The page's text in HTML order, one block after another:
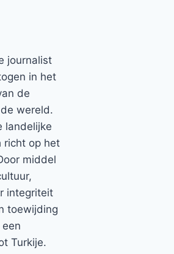
journalist
in het
de
wereld.
landelijke
richt op het
middel
integriteit
toewijding
Turkije.